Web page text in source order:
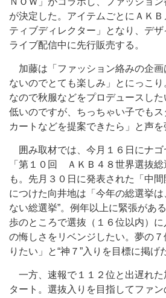
が決定した。アイテムごとにＡＫ
ティブディレクター」となり、デザ
ライブ配信中に先行販売する。
加藤は「ファッション絡みの企画
ないのでとても楽しみ」とにっこ
なので秋服などをプロデュースした
低いのですが、ちっちゃい子でも
カートなどを提案できたら」と声を
囲み取材では、今月１６日にナゴ
「第１０回 ＡＫＢ４８世界選抜総
も。先月３０日に発表された「中
につけた向井地は「今年の総選挙は
ない総選挙”。例年以上に緊張があ
歩のところで選抜（１６位以内）
の悔しさをリベンジしたい。夢の
りたい」と“神７”入りを目標に掲げ
一方、速報で１１２位と出遅れた
タート。選抜入りを目指してファ